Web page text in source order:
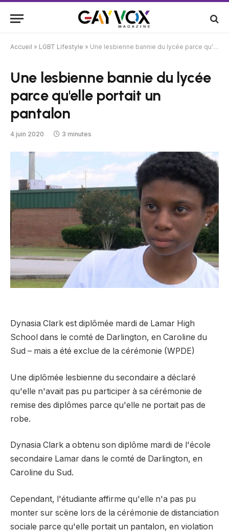
Accueil » LGBT Lifestyle » Une lesbienne bannie du lycée parce qu'elle portait un pantalon
Une lesbienne bannie du lycée
parce qu'elle portait un
pantalon
4 juin 2020 3 minutes
Dynasia Clark est diplômée mardi de Lamar High
School dans le comté de Darlington, en Caroline du
Sud – mais a été exclue de la cérémonie (WPDE)
Une diplômée lesbienne du secondaire a déclaré
qu'elle n'avait pas pu participer à sa cérémonie de
remise des diplômes parce qu'elle ne portait pas de
robe.
Dynasia Clark a obtenu son diplôme mardi de l'école
secondaire Lamar dans le comté de Darlington, en
Caroline du Sud.
Cependant, l'étudiante affirme qu'elle n'a pas pu
monter sur scène lors de la cérémonie de distanciation
sociale parce qu'elle portait un pantalon, en violation